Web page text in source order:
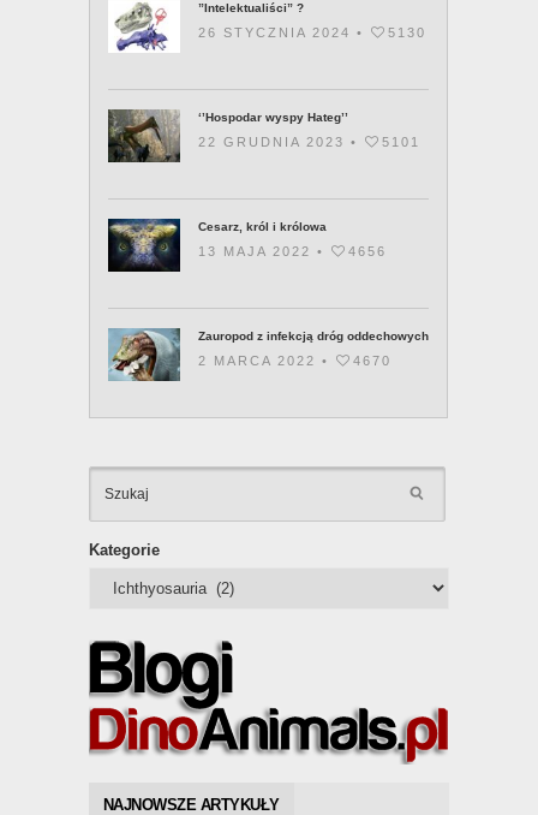
”Intelektualiści” ?
26 STYCZNIA 2024 • 5130
‘’Hospodar wyspy Hateg’’
22 GRUDNIA 2023 • 5101
Cesarz, król i królowa
13 MAJA 2022 • 4656
Zauropod z infekcją dróg oddechowych
2 MARCA 2022 • 4670
Kategorie
NAJNOWSZE ARTYKUŁY